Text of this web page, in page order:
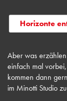
Horizonte
Aber was
einfach mal
kommen dann
im Minotti Studio